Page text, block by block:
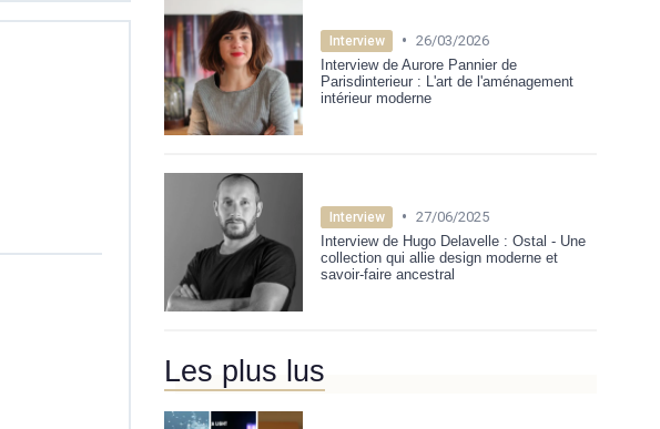
Interview • 26/03/2026
Interview de Aurore Pannier de
Parisdinterieur : L'art de l'aménagement
intérieur moderne
Interview • 27/06/2025
Interview de Hugo Delavelle : Ostal - Une
collection qui allie design moderne et
savoir-faire ancestral
Les plus lus